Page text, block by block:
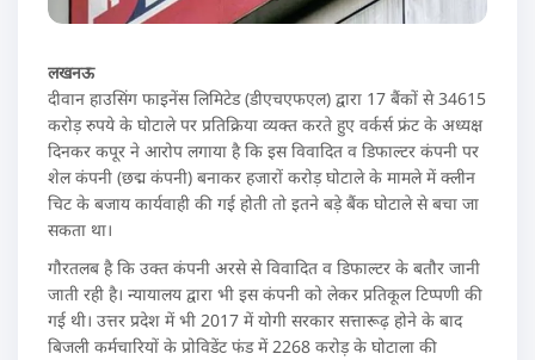
लखनऊ
दीवान हाउसिंग फाइनेंस लिमिटेड (डीएचएफएल) द्वारा 17 बैंकों से 34615
करोड़ रुपये के घोटाले पर प्रतिक्रिया व्यक्त करते हुए वर्कर्स फ्रंट के अध्यक्ष
दिनकर कपूर ने आरोप लगाया है कि इस विवादित व डिफाल्टर कंपनी पर
शेल कंपनी (छद्म कंपनी) बनाकर हजारों करोड़ घोटाले के मामले में क्लीन
चिट के बजाय कार्यवाही की गई होती तो इतने बड़े बैंक घोटाले से बचा जा
सकता था।
गौरतलब है कि उक्त कंपनी अरसे से विवादित व डिफाल्टर के बतौर जानी
जाती रही है। न्यायालय द्वारा भी इस कंपनी को लेकर प्रतिकूल टिप्पणी की
गई थी। उत्तर प्रदेश में भी 2017 में योगी सरकार सत्तारूढ़ होने के बाद
बिजली कर्मचारियों के प्रोविडेंट फंड में 2268 करोड़ के घोटाला की